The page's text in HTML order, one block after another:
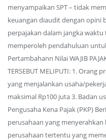
menyampaikan SPT – tidak
keuangan diaudit dengan opini
perpajakan dalam jangka
memperoleh pendahuluan
Pertambahann Nilai WAJIB
TERSEBUT MELIPUTI: 1. Orang
yang menjalankan usaha/
maksimal Rp100 juta 3. Badan
Pengusaha Kena Pajak (PKP)
perusahaan yang
perusahaan tertentu yang